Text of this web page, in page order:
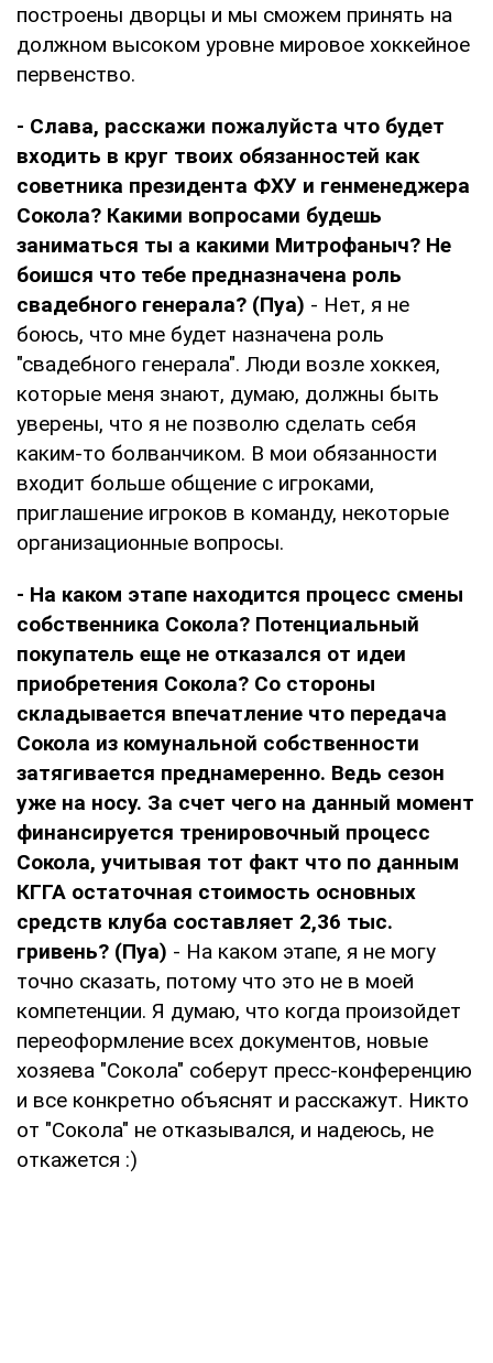
построены дворцы и мы сможем принять на
должном высоком уровне мировое хоккейное
первенство.
- Слава, расскажи пожалуйста что будет
входить в круг твоих обязанностей как
советника президента ФХУ и генменеджера
Сокола? Какими вопросами будешь
заниматься ты а какими Митрофаныч? Не
боишся что тебе предназначена роль
свадебного генерала? (Пуа) - Нет, я не
боюсь, что мне будет назначена роль
"свадебного генерала". Люди возле хоккея,
которые меня знают, думаю, должны быть
уверены, что я не позволю сделать себя
каким-то болванчиком. В мои обязанности
входит больше общение с игроками,
приглашение игроков в команду, некоторые
организационные вопросы.
- На каком этапе находится процесс смены
собственника Сокола? Потенциальный
покупатель еще не отказался от идеи
приобретения Сокола? Со стороны
складывается впечатление что передача
Сокола из комунальной собственности
затягивается преднамеренно. Ведь сезон
уже на носу. За счет чего на данный момент
финансируется тренировочный процесс
Сокола, учитывая тот факт что по данным
КГГА остаточная стоимость основных
средств клуба составляет 2,36 тыс.
гривень? (Пуа) - На каком этапе, я не могу
точно сказать, потому что это не в моей
компетенции. Я думаю, что когда произойдет
переоформление всех документов, новые
хозяева "Сокола" соберут пресс-конференцию
и все конкретно объяснят и расскажут. Никто
от "Сокола" не отказывался, и надеюсь, не
откажется :)